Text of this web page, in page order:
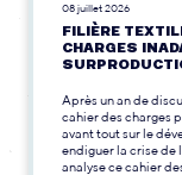
08 juillet 2026
FILIÈRE
CHARGES
Après un an de
cahier des charges
avant tout sur le
endiguer la crise de
analyse ce cahier